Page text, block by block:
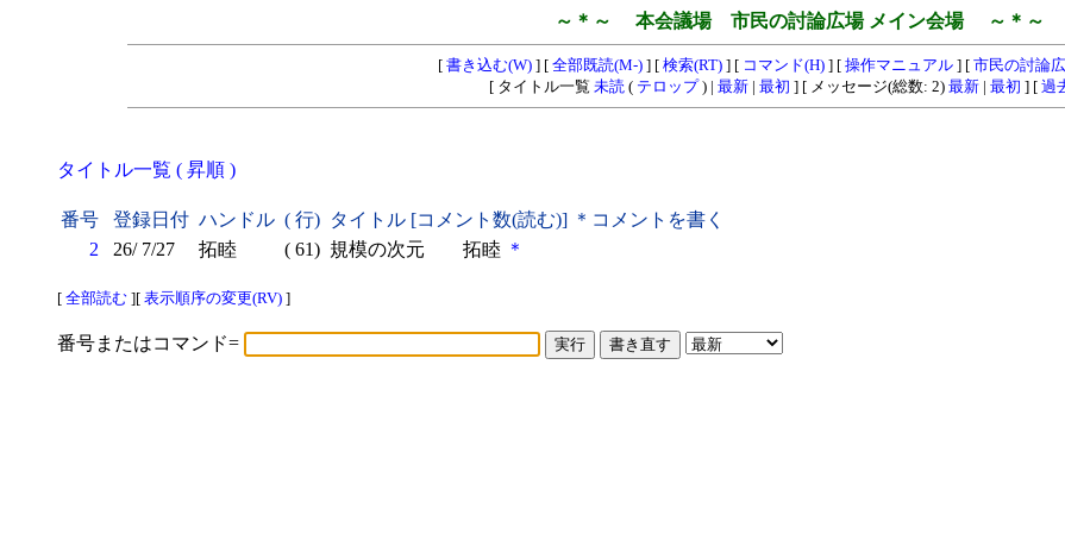
～＊～ 本会議場 市民の討論広場 メイン会場 ～＊～
[ 書き込む(W)] [ 全部既読(M-)] [ 検索(RT)] [ コマンド(H)] [ 操作マニュアル] [ 市民の討
[ タイトル一覧 未読( テロップ) | 最新| 最初 ] [ メッセージ(総数: 2) 最新| 最初 ] [ 過
タイトル一覧 ( 昇順 )
番号 登録日付 ハンドル ( 行) タイトル [コメント数(読む)] ＊コメントを書く
2
26/ 7/27 拓睦 ( 61) 規模の次元 拓睦 ＊
[ 全部読む ][ 表示順序の変更(RV) ]
番号またはコマンド=